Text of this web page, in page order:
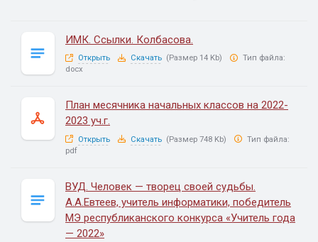
ИМК. Ссылки. Колбасова.
Открыть Скачать (Размер 14 Kb)
Тип файла:
docx
План месячника начальных классов на 2022-
2023 уч.г.
Открыть Скачать (Размер 748 Kb)
Тип файла:
pdf
ВУД. Человек — творец своей судьбы.
А.А.Евтеев, учитель информатики, победитель
МЭ республиканского конкурса «Учитель года
— 2022»